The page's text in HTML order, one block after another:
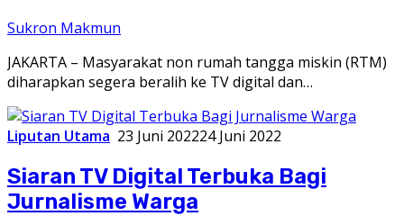
Sukron Makmun
JAKARTA – Masyarakat non rumah tangga miskin (RTM)
diharapkan segera beralih ke TV digital dan…
Liputan Utama 23 Juni 202224 Juni 2022
Siaran TV Digital Terbuka Bagi
Jurnalisme Warga